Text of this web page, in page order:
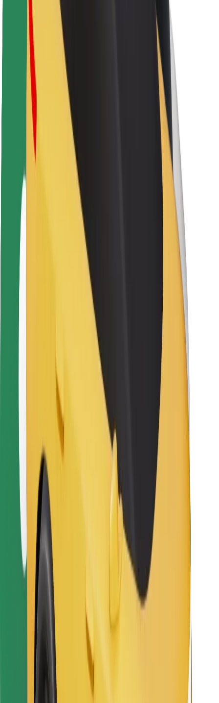
Sərnişin təhlükəsizliyi
Sürücü təhlükəsizliyi
Skuter təhlükəsizliyi
Təhlükəsizlik Laboratoriyası
Şəhərlər
Məkanlar
Şəhər mühiti üçün həllər
Hava limanları
Bolt enerji doldurma stansiyaları
Sərnişinlər üçün
Sürücülər üçün
Kuryerlər üçün
Avtopark sahibləri üçün
Restoranlar üçün
Biznes üçün Bolt
Qaydalar və Şərtlər
Kukilər
Təhlükəsizlik
Dəqiqələr ərzində gediş əldə et!
Bolt tətbiqini endir
Sevdiyiniz yeməyi tapın!
Bolt Food tətbiqini endir